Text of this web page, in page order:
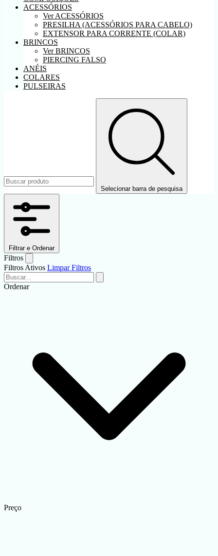
ACESSÓRIOS
Ver ACESSÓRIOS
PRESILHA (ACESSÓRIOS PARA CABELO)
EXTENSOR PARA CORRENTE (COLAR)
BRINCOS
Ver BRINCOS
PIERCING FALSO
ANÉIS
COLARES
PULSEIRAS
Selecionar barra de pesquisa
Filtrar e Ordenar
Filtros
Filtros Ativos Limpar Filtros
Ordenar
Preço